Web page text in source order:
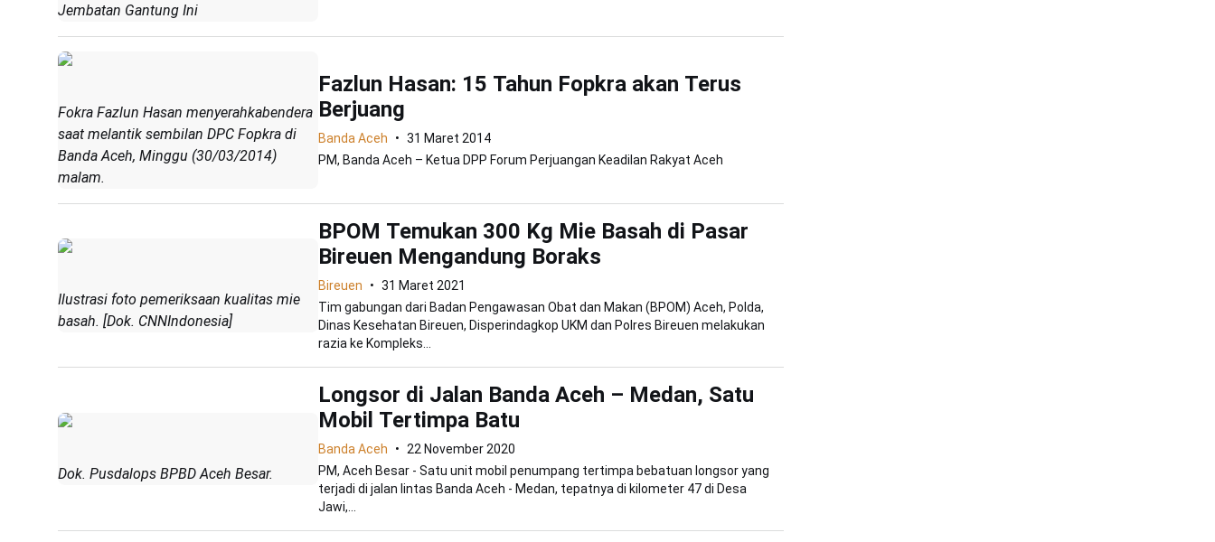
Jembatan Gantung Ini
Fokra Fazlun Hasan menyerahkabendera
saat melantik sembilan DPC Fopkra di
Banda Aceh, Minggu (30/03/2014)
malam.
Fazlun Hasan: 15 Tahun Fopkra akan Terus
Berjuang
Banda Aceh
31 Maret 2014
PM, Banda Aceh – Ketua DPP Forum Perjuangan Keadilan Rakyat Aceh
Ilustrasi foto pemeriksaan kualitas mie
basah. [Dok. CNNIndonesia]
BPOM Temukan 300 Kg Mie Basah di Pasar
Bireuen Mengandung Boraks
Bireuen
31 Maret 2021
Tim gabungan dari Badan Pengawasan Obat dan Makan (BPOM) Aceh, Polda,
Dinas Kesehatan Bireuen, Disperindagkop UKM dan Polres Bireuen melakukan
razia ke Kompleks...
Dok. Pusdalops BPBD Aceh Besar.
Longsor di Jalan Banda Aceh – Medan, Satu
Mobil Tertimpa Batu
Banda Aceh
22 November 2020
PM, Aceh Besar - Satu unit mobil penumpang tertimpa bebatuan longsor yang
terjadi di jalan lintas Banda Aceh - Medan, tepatnya di kilometer 47 di Desa
Jawi,...